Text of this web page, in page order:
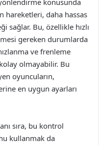
konusunda
hareketleri, daha hassas
sağlar. Bu, özellikle hızlı
gereken durumlarda
ve frenleme
olmayabilir. Bu
oyuncuların,
en uygun ayarları
sıra, bu kontrol
kullanmak da